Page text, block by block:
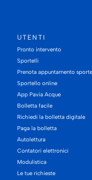
UTENTI
Pronto intervento
Sportelli
Prenota appuntamento
Sportello online
App Pavia Acque
Bolletta facile
Richiedi la bolletta digitale
Paga la bolletta
Autolettura
Contatori elettronici
Modulistica
Le tue richieste